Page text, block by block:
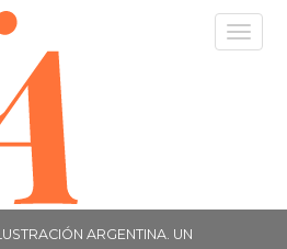
ARGENTINA. UN